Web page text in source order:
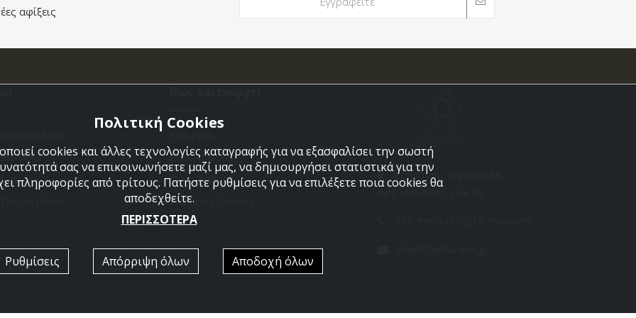
αφίξεις
Μου
Επικοινωνια
Όροι Χρήσης
Πολιτική Cookies
Στεφάνου Σαράφη 36,
Πολιτική Cookies
cookies και άλλες τεχνολογίες καταγραφής για να εξασφαλίσει την σωστή
σας να επικοινωνήσετε μαζί μας, να δημιουργήσει στατιστικά για την
πληροφορίες από τρίτους. Πατήστε ρυθμίσεις για να επιλέξετε ποια cookies θα
αποδεχθείτε.
ΠΕΡΙΣΣΟΤΕΡΑ
Ρυθμίσεις Απόρριψη όλων Αποδοχή όλων